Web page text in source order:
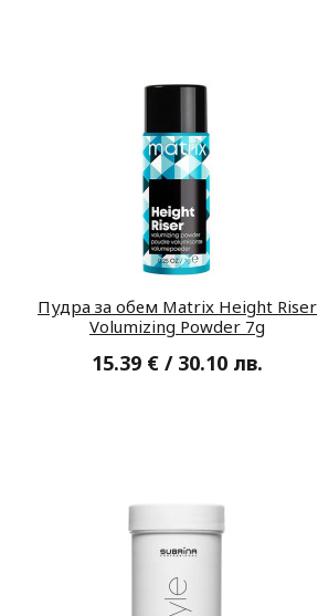
Пудра за обем Matrix Height Riser
Volumizing Powder 7g
15.39 € / 30.10 лв.